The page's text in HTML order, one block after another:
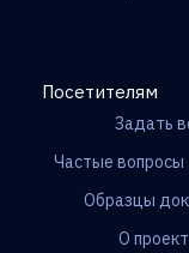
Посетителям
Задать
Частые вопросы
Образцы
О